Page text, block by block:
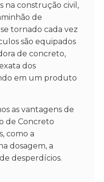
na construção civil,
de
tornado cada vez
são equipados
de concreto,
dos
em um produto
as vantagens de
de Concreto
como a
dosagem, a
desperdícios.